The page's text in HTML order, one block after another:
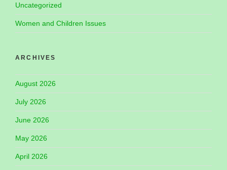
Uncategorized
Women and Children Issues
ARCHIVES
August 2026
July 2026
June 2026
May 2026
April 2026